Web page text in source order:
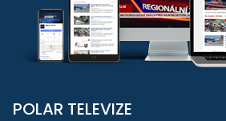
POLAR TELEVIZE